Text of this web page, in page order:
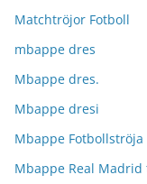
Matchtröjor Fotboll
mbappe dres
Mbappe dres.
Mbappe dresi
Mbappe Fotbollströja
Mbappe Real Madrid